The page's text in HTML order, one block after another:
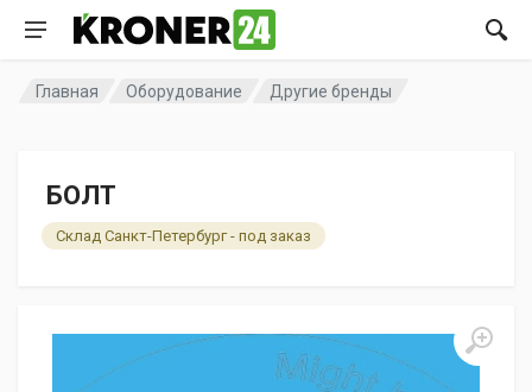
Главная Оборудование Другие бренды
БОЛТ
Склад Санкт-Петербург - под заказ